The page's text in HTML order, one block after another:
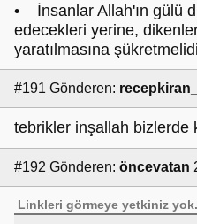
• İnsanlar Allah'ın gülü
edecekleri yerine,
yaratılmasına
#191 Gönderen:
tebrikler inşallah bizlerde
#192 Gönderen: öncevatan
Linkleri görmeye yetkiniz yok.